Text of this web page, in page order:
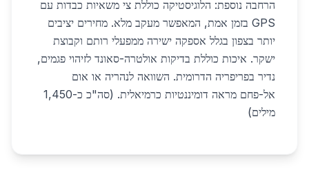
הרחבה נוספת: הלוגיסטיקה כוללת צי משאיות כבדות עם
GPS בזמן אמת, המאפשר מעקב מלא. מחירים יציבים
יותר בצפון בגלל אספקה ישירה ממפעלי רותם וקבוצת
ישקר. איכות כוללת בדיקות אולטרה-סאונד לזיהוי פגמים,
נדיר בפריפריה הדרומית. השוואה לנהריה או אום
אל-פחם מראה דומיננטיות כרמיאלית. (סה"כ כ-1,450
מילים)